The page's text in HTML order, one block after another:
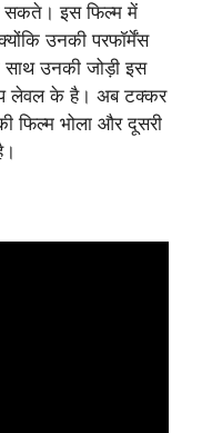
सकते। इस फिल्म में
उनकी परफॉर्मेंस
उनकी जोड़ी इस
लेवल के है। अब टक्कर
फिल्म भोला और दूसरी